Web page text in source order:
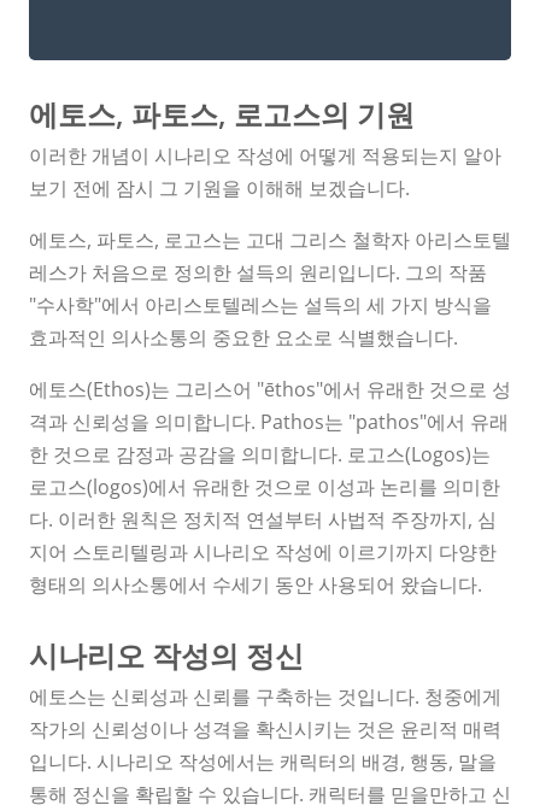
에토스, 파토스, 로고스의 기원
이러한 개념이 시나리오 작성에 어떻게 적용되는지 알아
보기 전에 잠시 그 ​​기원을 이해해 보겠습니다.
에토스, 파토스, 로고스는 고대 그리스 철학자 아리스토텔
레스가 처음으로 정의한 설득의 원리입니다. 그의 작품
"수사학"에서 아리스토텔레스는 설득의 세 가지 방식을
효과적인 의사소통의 중요한 요소로 식별했습니다.
에토스(Ethos)는 그리스어 "ēthos"에서 유래한 것으로 성
격과 신뢰성을 의미합니다. Pathos는 "pathos"에서 유래
한 것으로 감정과 공감을 의미합니다. 로고스(Logos)는
로고스(logos)에서 유래한 것으로 이성과 논리를 의미한
다. 이러한 원칙은 정치적 연설부터 사법적 주장까지, 심
지어 스토리텔링과 시나리오 작성에 이르기까지 다양한
형태의 의사소통에서 수세기 동안 사용되어 왔습니다.
시나리오 작성의 정신
에토스는 신뢰성과 신뢰를 구축하는 것입니다. 청중에게
작가의 신뢰성이나 성격을 확신시키는 것은 윤리적 매력
입니다. 시나리오 작성에서는 캐릭터의 배경, 행동, 말을
통해 정신을 확립할 수 있습니다. 캐릭터를 믿을만하고 신